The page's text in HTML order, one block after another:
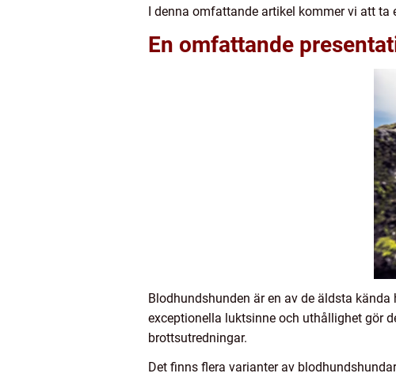
I denna omfattande artikel kommer vi att
En omfattande
Blodhundshunden är en av de äldsta
exceptionella luktsinne och uthållighet gör
brottsutredningar.
Det finns flera varianter av